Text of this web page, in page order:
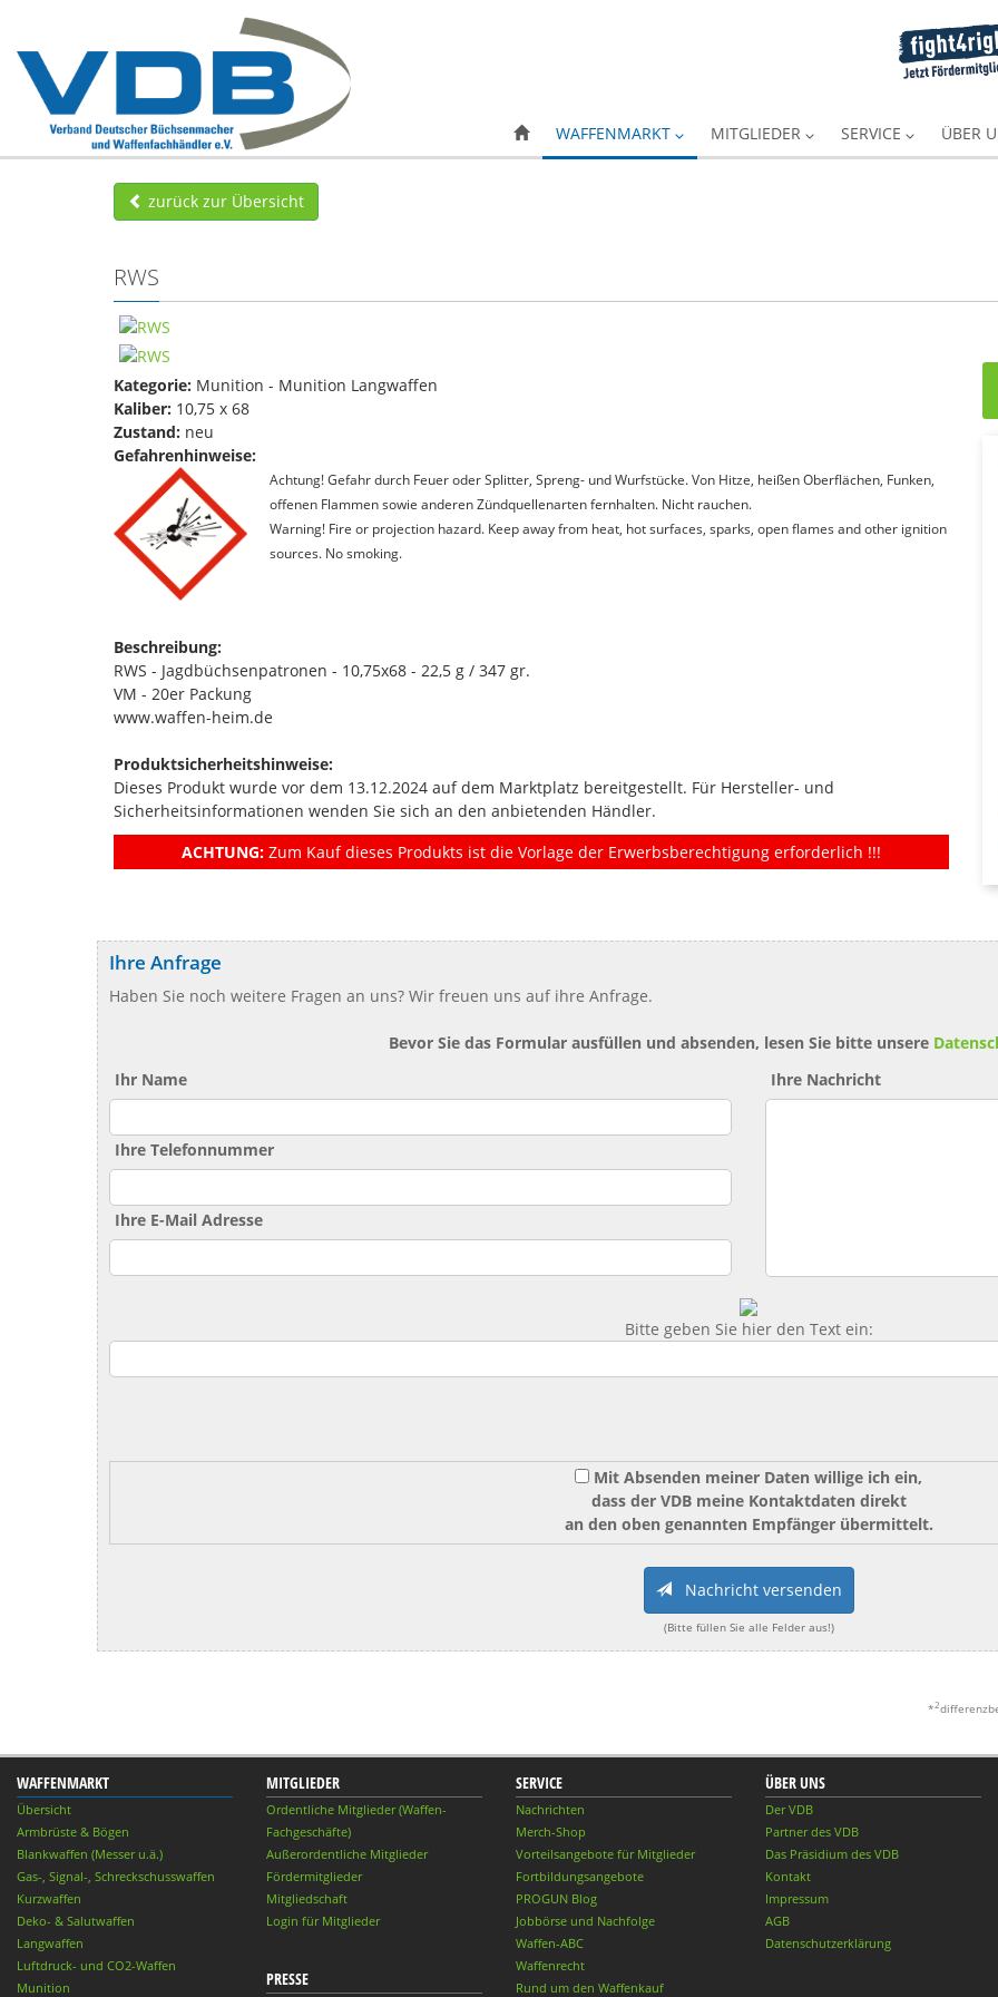
WAFFENMARKT MITGLIEDER SERVICE ÜBER
zurück zur Übersicht
RWS
Kategorie: Munition - Munition Langwaffen
Kaliber: 10,75 x 68
Zustand: neu
Gefahrenhinweise:
Achtung! Gefahr durch Feuer oder Splitter, Spreng- und Wurfstücke. Von Hitze, heißen Oberflächen, Funken,
offenen Flammen sowie anderen Zündquellenarten fernhalten. Nicht rauchen.
Warning! Fire or projection hazard. Keep away from heat, hot surfaces, sparks, open flames and other ignition
sources. No smoking.
Beschreibung:
RWS - Jagdbüchsenpatronen - 10,75x68 - 22,5 g / 347 gr.
VM - 20er Packung
www.waffen-heim.de
Produktsicherheitshinweise:
Dieses Produkt wurde vor dem 13.12.2024 auf dem Marktplatz bereitgestellt. Für Hersteller- und
Sicherheitsinformationen wenden Sie sich an den anbietenden Händler.
ACHTUNG: Zum Kauf dieses Produkts ist die Vorlage der Erwerbsberechtigung erforderlich !!!
Ihre Anfrage
Haben Sie noch weitere Fragen an uns? Wir freuen uns auf ihre Anfrage.
Bevor Sie das Formular ausfüllen und absenden, lesen Sie bitte unsere
Ihr Name
Ihre Telefonnummer
Ihre E-Mail Adresse
Ihre Nachricht
Bitte geben Sie hier den Text ein:
Mit Absenden meiner Daten willige ich ein,
dass der VDB meine Kontaktdaten direkt
an den oben genannten Empfänger übermittelt.
Nachricht versenden
(Bitte füllen Sie alle Felder aus!)
*2
WAFFENMARKT
Übersicht
Armbrüste & Bögen
Blankwaffen (Messer u.ä.)
Gas-, Signal-, Schreckschusswaffen
Kurzwaffen
Deko- & Salutwaffen
Langwaffen
Luftdruck- und CO2-Waffen
Munition
MITGLIEDER
Ordentliche Mitglieder (Waffen-
Fachgeschäfte)
Außerordentliche Mitglieder
Fördermitglieder
Mitgliedschaft
Login für Mitglieder
PRESSE
SERVICE
Nachrichten
Merch-Shop
Vorteilsangebote für Mitglieder
Fortbildungsangebote
PROGUN Blog
Jobbörse und Nachfolge
Waffen-ABC
Waffenrecht
Rund um den Waffenkauf
ÜBER UNS
Der VDB
Partner des VDB
Das Präsidium des VDB
Kontakt
Impressum
AGB
Datenschutzerklärung